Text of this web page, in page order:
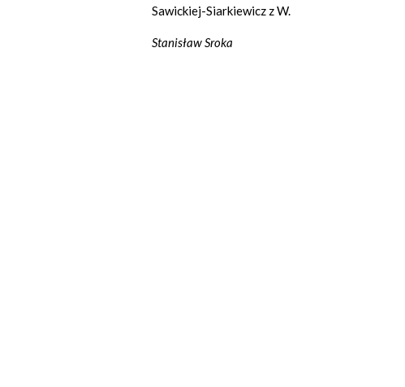
Sawickiej-Siarkiewicz z W.
Stanisław Sroka